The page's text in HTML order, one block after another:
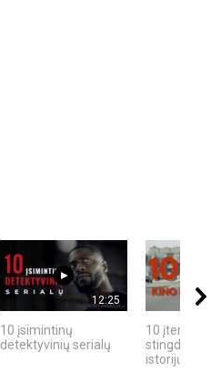
12:25
10 įsimintinų
detektyvinių serialų
10 įtemptų,
stingdančių
istorijų